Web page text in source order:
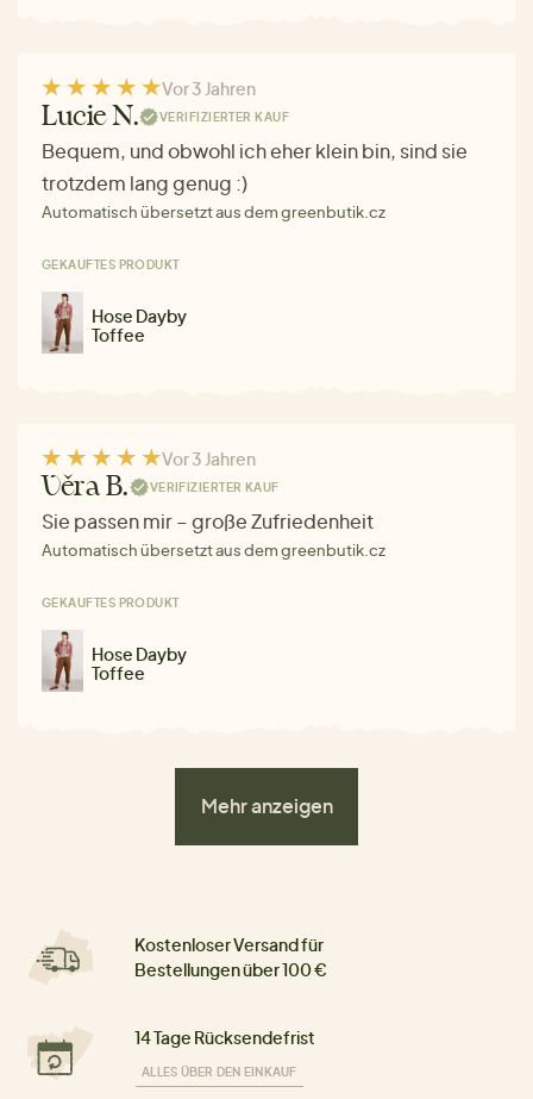
Vor 3 Jahren
Lucie N. VERIFIZIERTER KAUF
Bequem, und obwohl ich eher klein bin, sind sie
trotzdem lang genug :)
Automatisch übersetzt aus dem greenbutik.cz
GEKAUFTES PRODUKT
Hose Dayby
Toffee
Vor 3 Jahren
Věra B. VERIFIZIERTER KAUF
Sie passen mir – große Zufriedenheit
Automatisch übersetzt aus dem greenbutik.cz
GEKAUFTES PRODUKT
Hose Dayby
Toffee
Mehr anzeigen
Kostenloser Versand für
Bestellungen über 100 €
14 Tage Rücksendefrist
ALLES ÜBER DEN EINKAUF